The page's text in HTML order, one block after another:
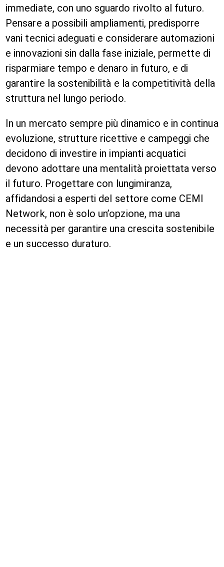
immediate, con uno sguardo rivolto al futuro.
Pensare a possibili ampliamenti, predisporre
vani tecnici adeguati e considerare automazioni
e innovazioni sin dalla fase iniziale, permette di
risparmiare tempo e denaro in futuro, e di
garantire la sostenibilità e la competitività della
struttura nel lungo periodo.
In un mercato sempre più dinamico e in continua
evoluzione, strutture ricettive e campeggi che
decidono di investire in impianti acquatici
devono adottare una mentalità proiettata verso
il futuro. Progettare con lungimiranza,
affidandosi a esperti del settore come CEMI
Network, non è solo un’opzione, ma una
necessità per garantire una crescita sostenibile
e un successo duraturo.